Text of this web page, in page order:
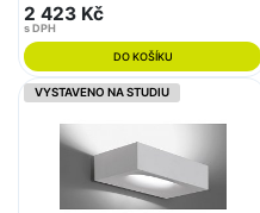
2 423 Kč
s DPH
DO KOŠÍKU
VYSTAVENO NA STUDIU